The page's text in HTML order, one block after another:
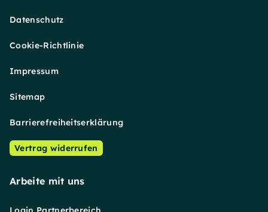
Datenschutz
Cookie-Richtlinie
Impressum
Sitemap
Barrierefreiheitserklärung
Vertrag widerrufen
Arbeite mit uns